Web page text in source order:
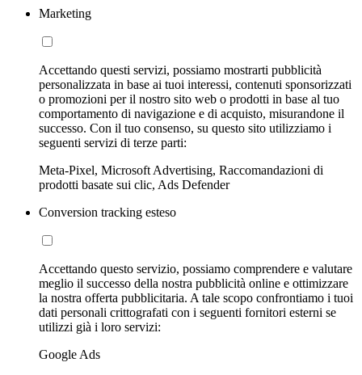
Marketing
Accettando questi servizi, possiamo mostrarti pubblicità
personalizzata in base ai tuoi interessi, contenuti sponsorizzati
o promozioni per il nostro sito web o prodotti in base al tuo
comportamento di navigazione e di acquisto, misurandone il
successo. Con il tuo consenso, su questo sito utilizziamo i
seguenti servizi di terze parti:
Meta-Pixel, Microsoft Advertising, Raccomandazioni di
prodotti basate sui clic, Ads Defender
Conversion tracking esteso
Accettando questo servizio, possiamo comprendere e valutare
meglio il successo della nostra pubblicità online e ottimizzare
la nostra offerta pubblicitaria. A tale scopo confrontiamo i tuoi
dati personali crittografati con i seguenti fornitori esterni se
utilizzi già i loro servizi:
Google Ads